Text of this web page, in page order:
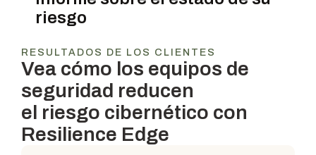
riesgo
RESULTADOS DE LOS CLIENTES
Vea cómo los equipos de
seguridad reducen
el riesgo cibernético con
Resilience Edge